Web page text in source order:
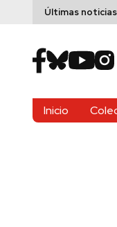
Últimas noticias
ante brote mortal en
Inicio